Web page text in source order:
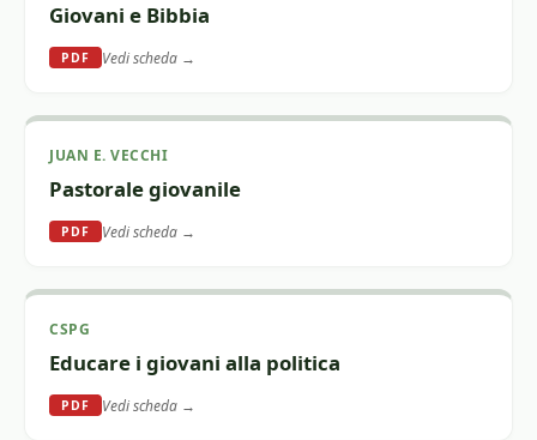
Giovani e Bibbia
PDF Vedi scheda →
JUAN E. VECCHI
Pastorale giovanile
PDF Vedi scheda →
CSPG
Educare i giovani alla politica
PDF Vedi scheda →